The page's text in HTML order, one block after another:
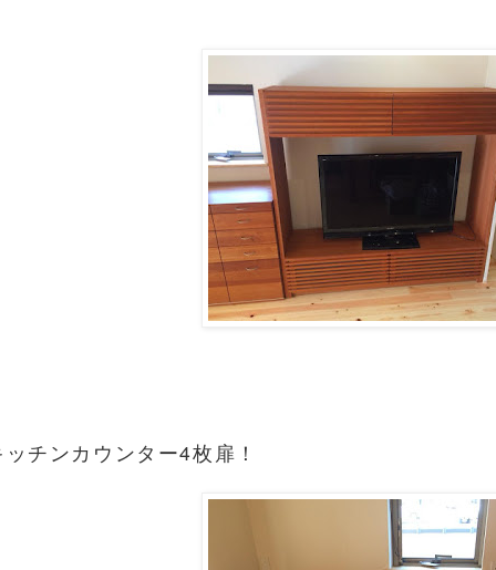
ッチンカウンター4枚扉！